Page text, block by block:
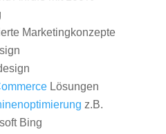
Marketingkonzepte
Lösungen
z.B.
Bing